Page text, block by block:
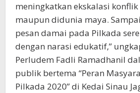
meningkatkan ekskalasi
maupun didunia maya.
pesan damai pada Pilkada
dengan narasi edukatif,”
Perludem Fadli Ramadhanil
publik bertema “Peran
Pilkada 2020” di Kedai Sinau